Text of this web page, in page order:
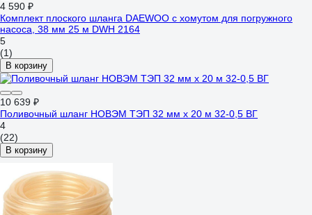
4 590 ₽
Комплект плоского шланга DAEWOO с хомутом для погружного
насоса, 38 мм 25 м DWH 2164
5
(1)
В корзину
10 639 ₽
Поливочный шланг НОВЭМ ТЭП 32 мм х 20 м 32-0,5 ВГ
4
(22)
В корзину